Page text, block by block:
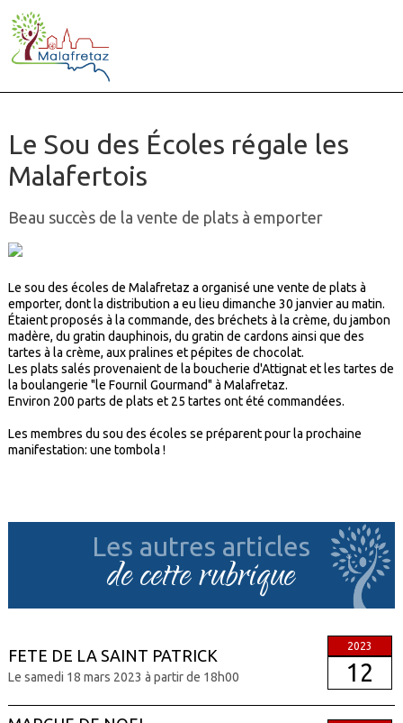
Le Sou des Écoles régale les
Malafertois
Beau succès de la vente de plats à emporter
Le sou des écoles de Malafretaz a organisé une vente de plats à
emporter, dont la distribution a eu lieu dimanche 30 janvier au matin.
Étaient proposés à la commande, des bréchets à la crème, du jambon
madère, du gratin dauphinois, du gratin de cardons ainsi que des
tartes à la crème, aux pralines et pépites de chocolat.
Les plats salés provenaient de la boucherie d'Attignat et les tartes de
la boulangerie "le Fournil Gourmand" à Malafretaz.
Environ 200 parts de plats et 25 tartes ont été commandées.
Les membres du sou des écoles se préparent pour la prochaine
manifestation: une tombola !
Les autres articles
de cette rubrique
FETE DE LA SAINT PATRICK
Le samedi 18 mars 2023 à partir de 18h00
2023
12